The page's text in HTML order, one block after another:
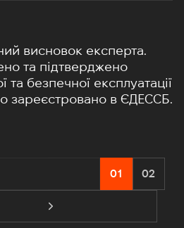
висновок експерта.
та підтверджено
та безпечної експлуатації
зареєстровано в ЄДЕССБ.
01 02